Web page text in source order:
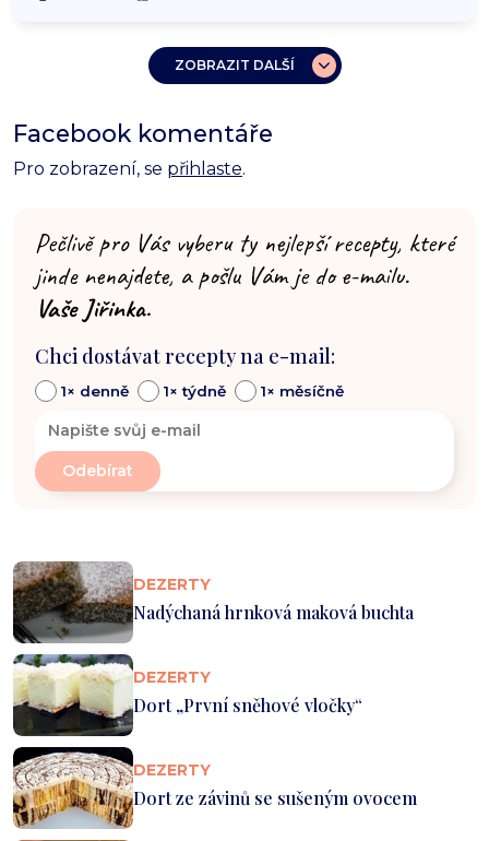
ZOBRAZIT DALŠÍ
Facebook komentáře
Pro zobrazení, se přihlaste.
Pečlivě pro Vás vyberu ty nejlepší recepty, které
jinde nenajdete, a pošlu Vám je do e-mailu.
Vaše Jiřinka.
Chci dostávat recepty na e-mail:
1× denně 1× týdně 1× měsíčně
DEZERTY
Nadýchaná hrnková maková buchta
DEZERTY
Dort „První sněhové vločky“
DEZERTY
Dort ze závinů se sušeným ovocem